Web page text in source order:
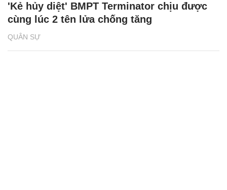
QUÂN SỰ
'Kẻ hủy diệt' BMPT Terminator chịu được
cùng lúc 2 tên lửa chống tăng